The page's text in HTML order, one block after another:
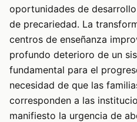
oportunidades de
de precariedad. La
centros de enseñanza
profundo deterioro de un
fundamental para el
necesidad de que las
corresponden a las
manifiesto la urgencia de